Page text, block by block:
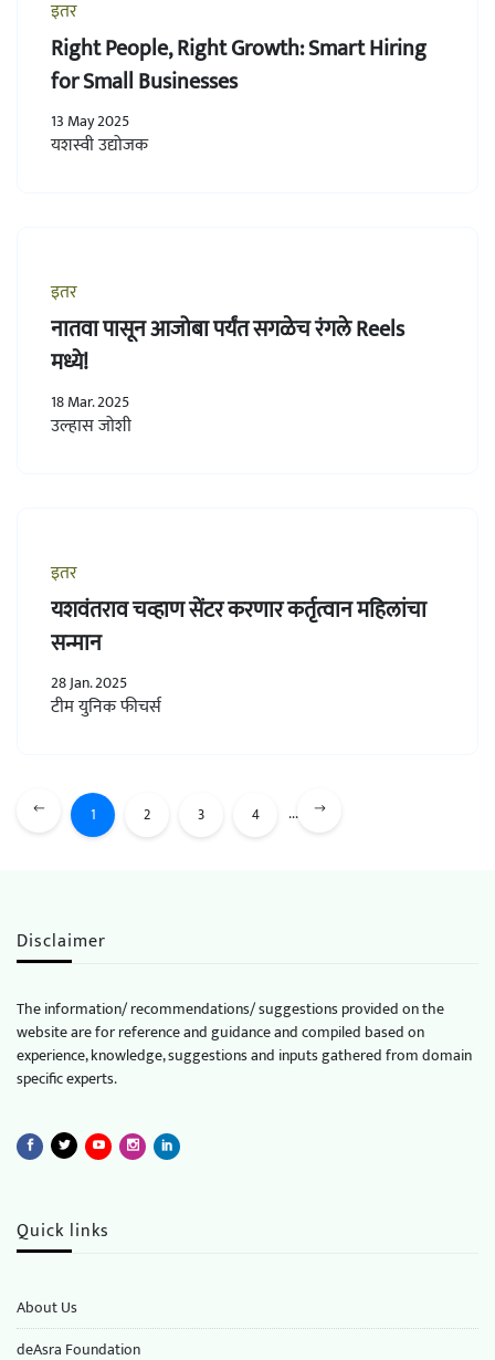
इतर
Right People, Right Growth: Smart Hiring
for Small Businesses
13 May 2025
यशस्वी उद्योजक
इतर
नातवा पासून आजोबा पर्यंत सगळेच रंगले Reels
मध्ये!
18 Mar. 2025
उल्हास जोशी
इतर
यशवंतराव चव्हाण सेंटर करणार कर्तृत्वान महिलांचा
सन्मान
28 Jan. 2025
टीम युनिक फीचर्स
1 2 3 4 ...
Disclaimer
The information/ recommendations/ suggestions provided on the
website are for reference and guidance and compiled based on
experience, knowledge, suggestions and inputs gathered from domain
specific experts.
Quick links
About Us
deAsra Foundation